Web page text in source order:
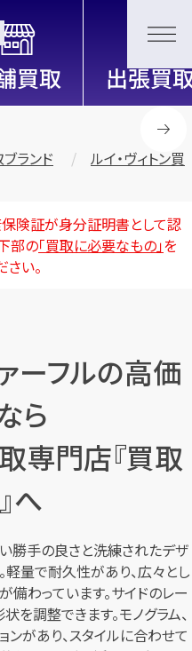
頼と実績の買取専門店「買取大
ランド
ルイ・ヴィトン買
険証が身分証明書として認
部の「買取に必要なもの」を
さい。
フルの高価
ら
専門店『買取
へ
い勝手の良さと洗練されたデザ
軽量で耐久性があり、広々とし
わっています。サイドのレー
を調整できます。モノグラム、
ンがあり、スタイルに合わせて